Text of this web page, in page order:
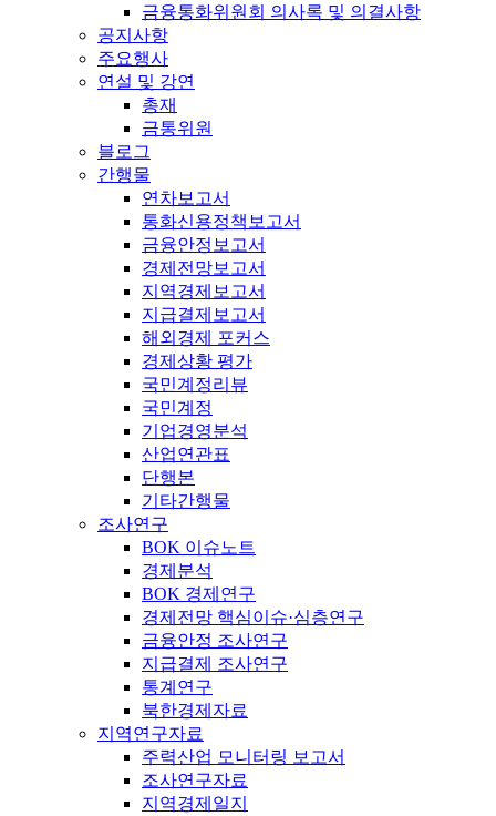
금융통화위원회 의사록 및 의결사항
공지사항
주요행사
연설 및 강연
총재
금통위원
블로그
간행물
연차보고서
통화신용정책보고서
금융안정보고서
경제전망보고서
지역경제보고서
지급결제보고서
해외경제 포커스
경제상황 평가
국민계정리뷰
국민계정
기업경영분석
산업연관표
단행본
기타간행물
조사연구
BOK 이슈노트
경제분석
BOK 경제연구
경제전망 핵심이슈·심층연구
금융안정 조사연구
지급결제 조사연구
통계연구
북한경제자료
지역연구자료
주력산업 모니터링 보고서
조사연구자료
지역경제일지